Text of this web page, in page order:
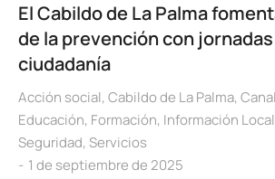
El Cabildo de La Palma
de la prevención con
ciudadanía
Acción social, Cabildo de La Palma,
Educación, Formación, Información Local
Seguridad, Servicios
1 de septiembre de 2025